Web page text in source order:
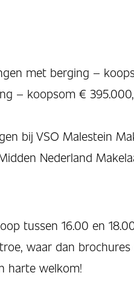
met berging –
– koopsom €
bij VSO Malestein
Nederland
tussen 16.00 en
waar dan
harte welkom!